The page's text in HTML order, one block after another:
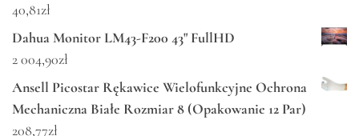
40,81zł
Dahua Monitor LM43-F200 43" FullHD
2 004,90zł
Ansell Picostar Rękawice Wielofunkcyjne Ochrona
Mechaniczna Białe Rozmiar 8 (Opakowanie 12 Par)
208,77zł